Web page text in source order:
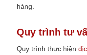
hàng.
Quy trình tư
Quy trình thực hiện